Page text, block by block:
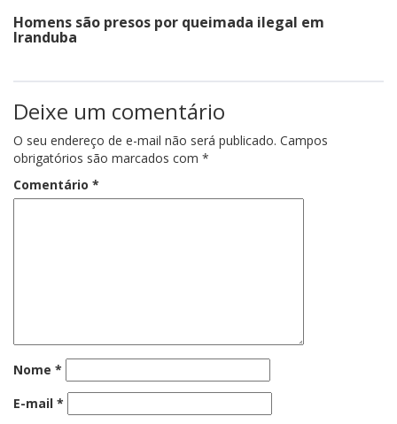
Homens são presos por queimada ilegal em
Iranduba
Deixe um comentário
O seu endereço de e-mail não será publicado. Campos
obrigatórios são marcados com *
Comentário *
Nome *
E-mail *